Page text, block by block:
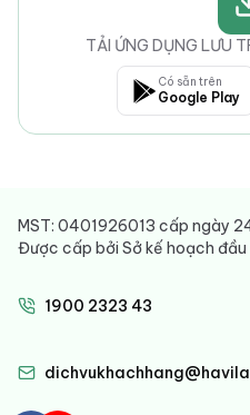
TẢI ỨNG DỤNG LƯU
Có sẵn trên
Google Play
MST: 0401926013 cấp ngày
Được cấp bởi Sở kế hoạch
1900 2323 43